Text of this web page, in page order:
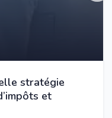
stratégie
et